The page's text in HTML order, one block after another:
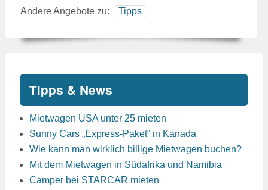
Andere Angebote zu: Tipps
Tipps & News
Mietwagen USA unter 25 mieten
Sunny Cars „Express-Paket“ in Kanada
Wie kann man wirklich billige Mietwagen buchen?
Mit dem Mietwagen in Südafrika und Namibia
Camper bei STARCAR mieten